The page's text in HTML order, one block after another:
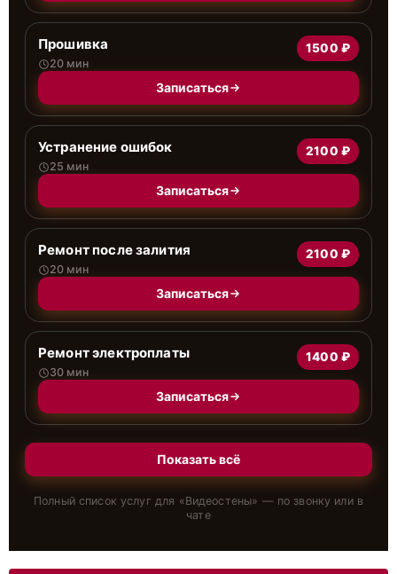
Прошивка
20 мин
1500 ₽
Записаться
Устранение ошибок
25 мин
2100 ₽
Записаться
Ремонт после залития
20 мин
2100 ₽
Записаться
Ремонт электроплаты
30 мин
1400 ₽
Записаться
Показать всё
Полный список услуг для «Видеостены» — по звонку или в
чате